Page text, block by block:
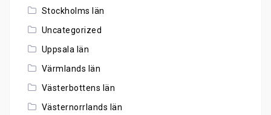
Stockholms län
Uncategorized
Uppsala län
Värmlands län
Västerbottens län
Västernorrlands län